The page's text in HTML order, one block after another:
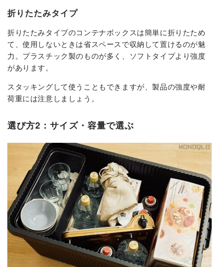
折りたたみタイプ
折りたたみタイプのコンテナボックスは簡単に折りたため
て、使用しないときは省スペースで収納して置けるのが魅
力。プラスチック製のものが多く、ソフトタイプより強度
があります。
スタッキングして使うこともできますが、製品の強度や耐
荷重には注意しましょう。
選び方2：サイズ・容量で選ぶ